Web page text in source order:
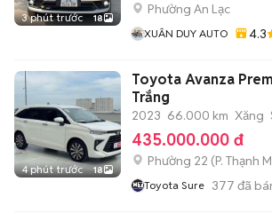
3 phút trước 18
Phường An Lạc
XUÂN DUY AUTO 4.3
4 phút trước 18
Toyota Avanza
Trắng
2023 66.000 km Xăng
435.000.000 đ
Phường 22 (P. Thạnh
Toyota Sure 377 đã